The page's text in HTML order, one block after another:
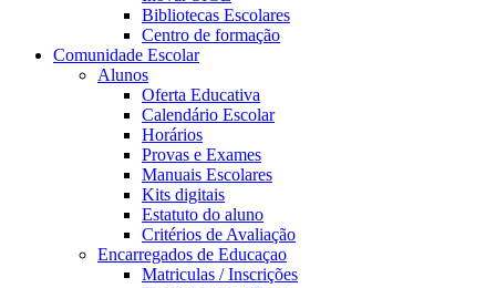
Bibliotecas Escolares
Centro de formação
Comunidade Escolar
Alunos
Oferta Educativa
Calendário Escolar
Horários
Provas e Exames
Manuais Escolares
Kits digitais
Estatuto do aluno
Critérios de Avaliação
Encarregados de Educaçao
Matriculas / Inscrições